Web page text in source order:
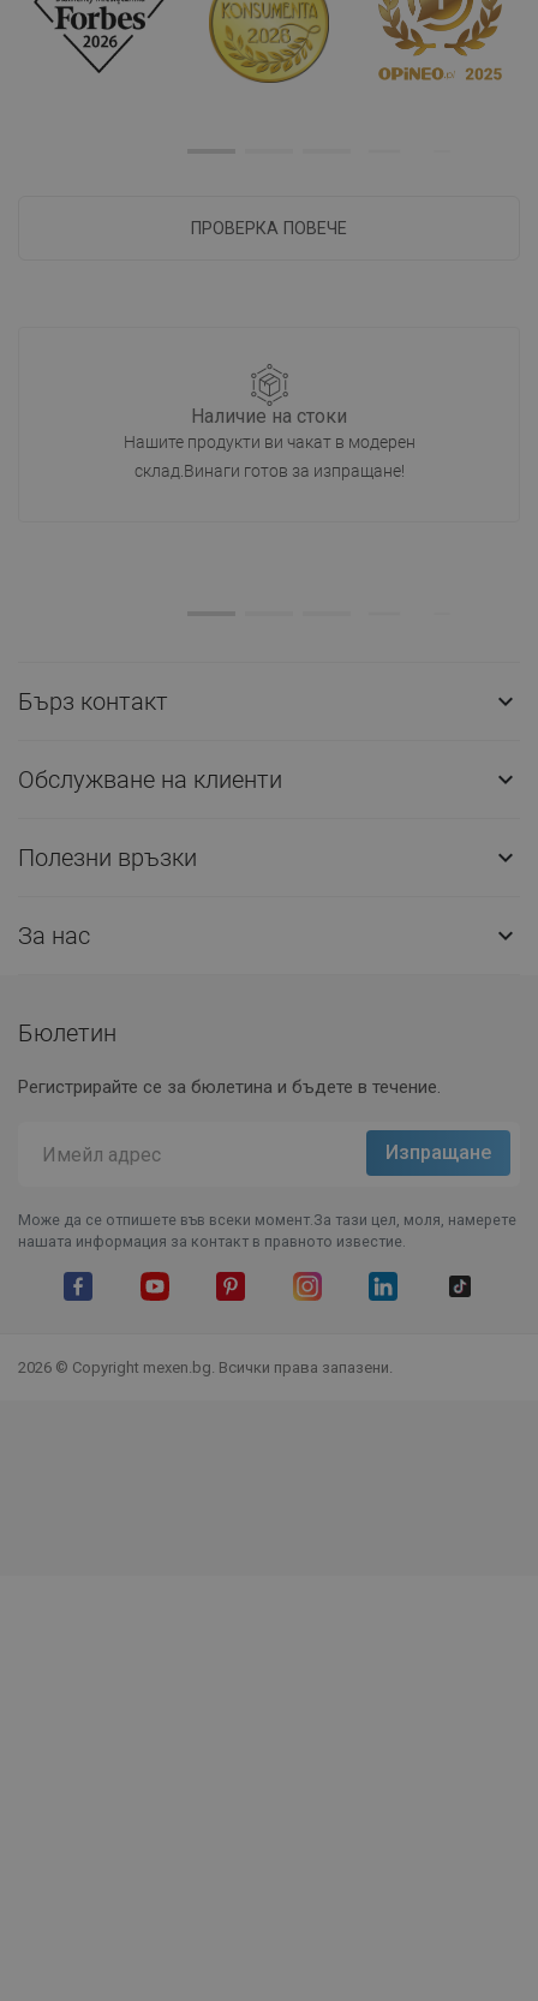
ПРОВЕРКА ПОВЕЧЕ
Наличие на стоки
Нашите продукти ви чакат в модерен
склад.Винаги готов за изпращане!
Бърз контакт 
Обслужване на клиенти 
Полезни връзки 
За нас 
Бюлетин
Регистрирайте се за бюлетина и бъдете в течение.
Може да се отпишете във всеки момент.За тази цел, моля, намерете
нашата информация за контакт в правното известие.
2026 © Copyright mexen.bg. Всички права запазени.